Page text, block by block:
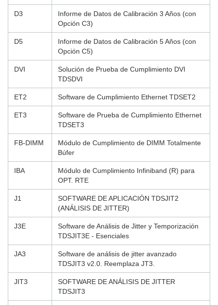
D3
Informe de Datos de Calibración 3 Años (con
Opción C3)
D5
Informe de Datos de Calibración 5 Años (con
Opción C5)
DVI
Solución de Prueba de Cumplimiento DVI
TDSDVI
ET2 Software de Cumplimiento Ethernet TDSET2
ET3
Software de Prueba de Cumplimiento Ethernet
TDSET3
FB-DIMM
Módulo de Cumplimiento de DIMM Totalmente
Búfer
IBA
Módulo de Cumplimiento Infiniband (R) para
OPT. RTE
J1
SOFTWARE DE APLICACIÓN TDSJIT2
(ANÁLISIS DE JITTER)
J3E
Software de Análisis de Jitter y Temporización
TDSJIT3E - Esenciales
JA3
Software de análisis de jitter avanzado
TDSJIT3 v2.0. Reemplaza JT3.
JIT3
SOFTWARE DE ANÁLISIS DE JITTER
TDSJIT3